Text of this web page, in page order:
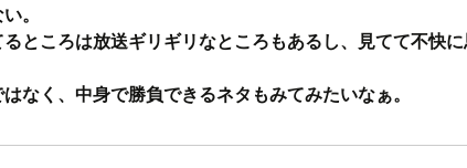
。
ところは放送ギリギリなところもあるし、見てて不快
なく、中身で勝負できるネタもみてみたいなぁ。